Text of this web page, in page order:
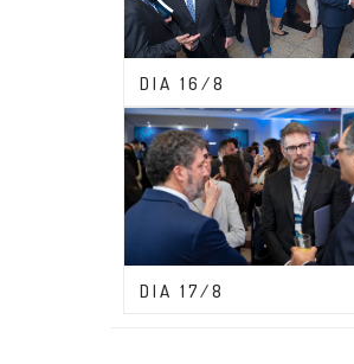
DIA 16/8
CONGRESSO ABDF 2023
DIA 17/8
CONGRESSO ABDF 2023